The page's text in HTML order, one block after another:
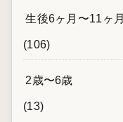
生後6ヶ月〜11ヶ月
(106)
2歳〜6歳
(13)